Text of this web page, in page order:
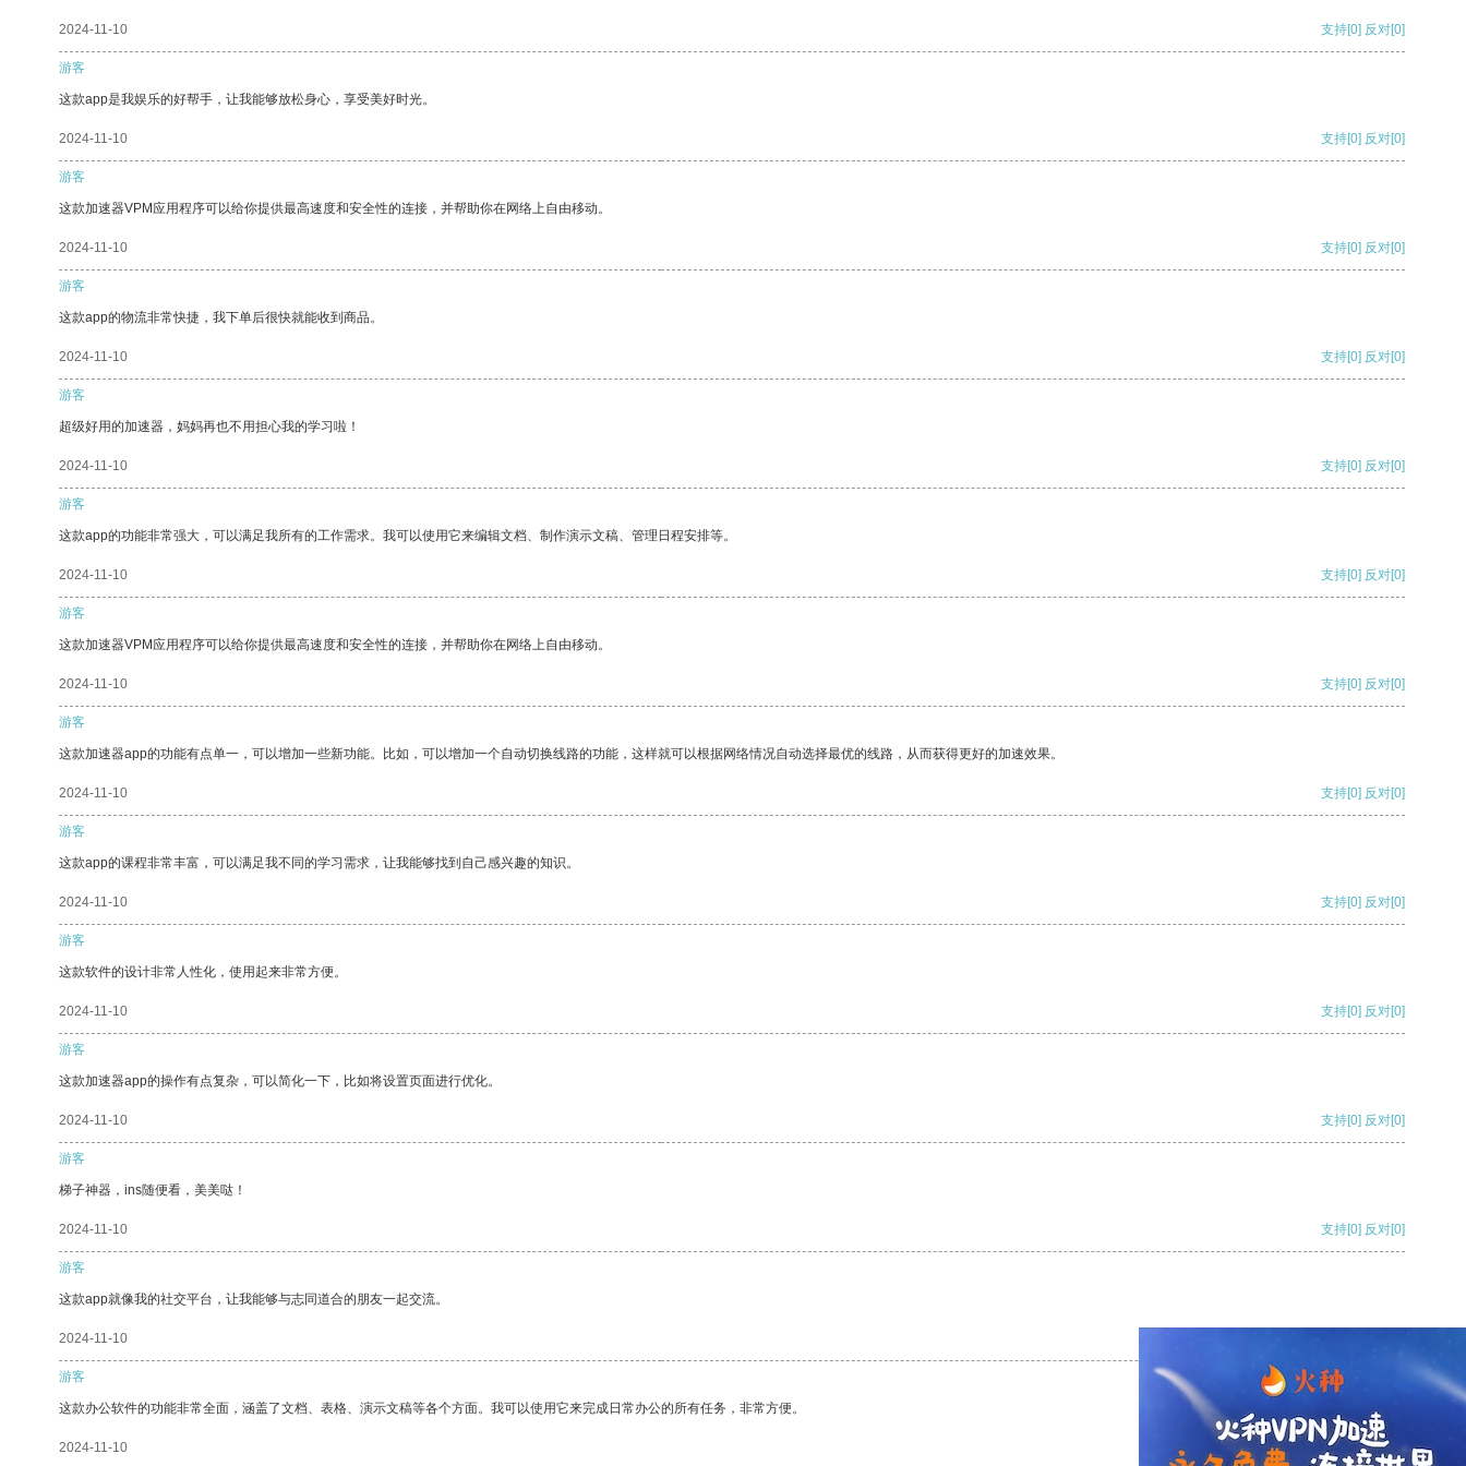
2024-11-10 支持[0] 反对[0]
游客
这款app是我娱乐的好帮手，让我能够放松身心，享受美好时光。
2024-11-10 支持[0] 反对[0]
游客
这款加速器VPM应用程序可以给你提供最高速度和安全性的连接，并帮助你在网络上自由移动。
2024-11-10 支持[0] 反对[0]
游客
这款app的物流非常快捷，我下单后很快就能收到商品。
2024-11-10 支持[0] 反对[0]
游客
超级好用的加速器，妈妈再也不用担心我的学习啦！
2024-11-10 支持[0] 反对[0]
游客
这款app的功能非常强大，可以满足我所有的工作需求。我可以使用它来编辑文档、制作演示文稿、管理日程安排等。
2024-11-10 支持[0] 反对[0]
游客
这款加速器VPM应用程序可以给你提供最高速度和安全性的连接，并帮助你在网络上自由移动。
2024-11-10 支持[0] 反对[0]
游客
这款加速器app的功能有点单一，可以增加一些新功能。比如，可以增加一个自动切换线路的功能，这样就可以根据网络情况自动选择最优的线路，从而获得更好的加速效果。
2024-11-10 支持[0] 反对[0]
游客
这款app的课程非常丰富，可以满足我不同的学习需求，让我能够找到自己感兴趣的知识。
2024-11-10 支持[0] 反对[0]
游客
这款软件的设计非常人性化，使用起来非常方便。
2024-11-10 支持[0] 反对[0]
游客
这款加速器app的操作有点复杂，可以简化一下，比如将设置页面进行优化。
2024-11-10 支持[0] 反对[0]
游客
梯子神器，ins随便看，美美哒！
2024-11-10 支持[0] 反对[0]
游客
这款app就像我的社交平台，让我能够与志同道合的朋友一起交流。
2024-11-10
游客
这款办公软件的功能非常全面，涵盖了文档、表格、演示文稿等各个方面。我可以使用它来完成日常办公的所有任务，非常方便。
2024-11-10 支持 [0] 反对 [0]